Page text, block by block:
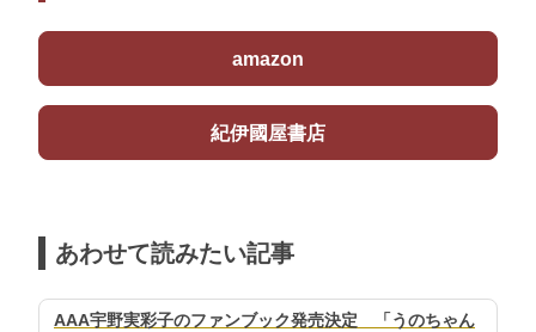
amazon
紀伊國屋書店
あわせて読みたい記事
AAA宇野実彩子のファンブック発売決定 「うのちゃん